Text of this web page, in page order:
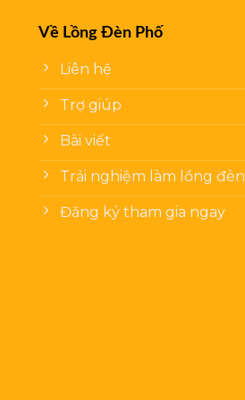
Về Lồng Đèn Phố
Liên hệ
Trợ giúp
Bài viết
Trải nghiệm làm lồng đèn
Đăng ký tham gia ngay